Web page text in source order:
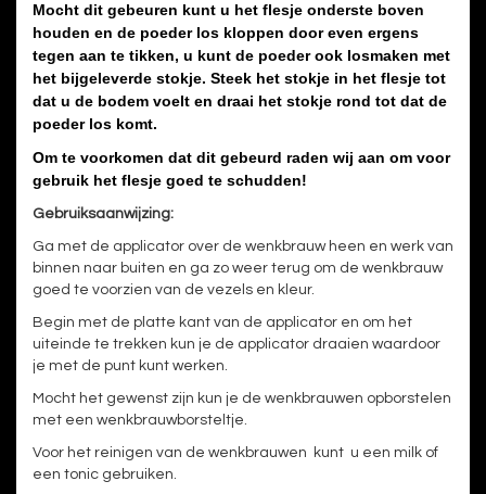
Mocht dit gebeuren kunt u het flesje onderste boven
houden en de poeder los kloppen door even ergens
tegen aan te tikken, u kunt de poeder ook losmaken met
het bijgeleverde stokje. Steek het stokje in het flesje tot
dat u de bodem voelt en draai het stokje rond tot dat de
poeder los komt.
Om te voorkomen dat dit gebeurd raden wij aan om voor
gebruik het flesje goed te schudden!
Gebruiksaanwijzing:
Ga met de applicator over de wenkbrauw heen en werk van
binnen naar buiten en ga zo weer terug om de wenkbrauw
goed te voorzien van de vezels en kleur.
Begin met de platte kant van de applicator en om het
uiteinde te trekken kun je de applicator draaien waardoor
je met de punt kunt werken.
Mocht het gewenst zijn kun je de wenkbrauwen opborstelen
met een wenkbrauwborsteltje.
Voor het reinigen van de wenkbrauwen kunt u een milk of
een tonic gebruiken.